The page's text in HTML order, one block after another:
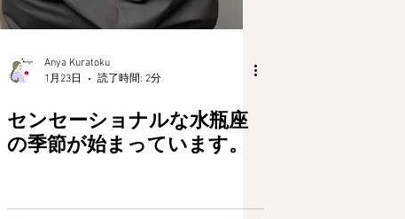
Anya Kuratoku
1月23日
読了時間: 2分
センセーショナルな水瓶座
の季節が始まっています。